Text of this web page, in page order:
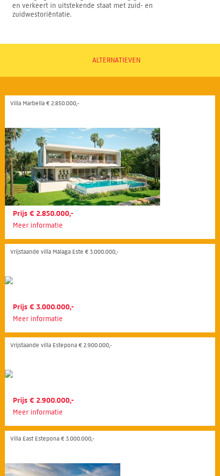
en verkeert in uitstekende staat met zuid- en
zuidwestoriëntatie.
ALTERNATIEVEN
Villa Marbella € 2.850.000,-
Prijs € 2.850.000,-
Meer informatie
Vrijstaande villa Málaga Este € 3.000.000,-
Prijs € 3.000.000,-
Meer informatie
Vrijstaande villa Estepona € 2.900.000,-
Prijs € 2.900.000,-
Meer informatie
Villa East Estepona € 3.000.000,-